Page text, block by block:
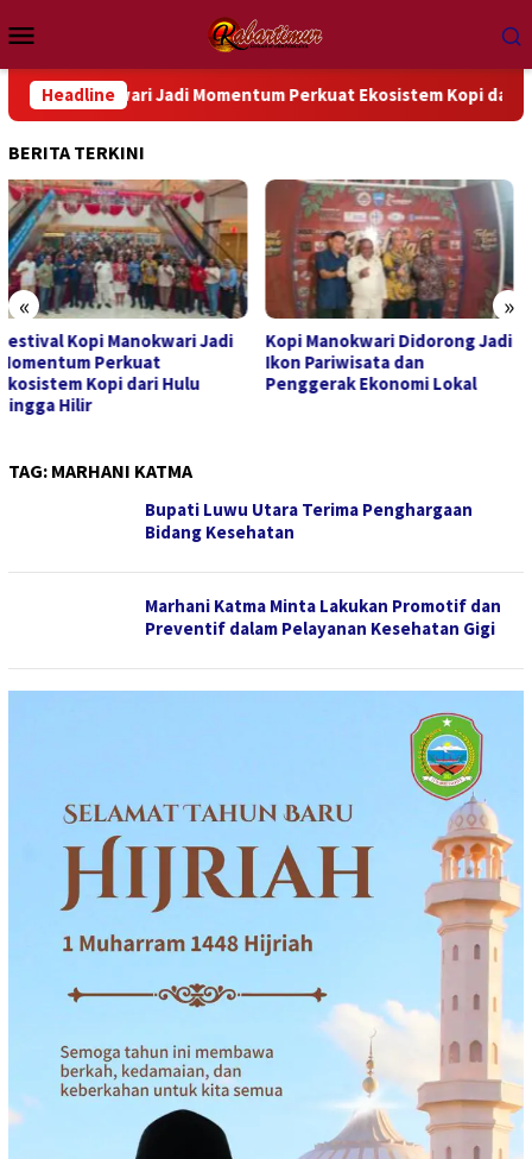
ke
kontenMobile
HeadlineJadi Momentum Perkuat Ekosistem Kopi dari Hulu
BERITA TERKINI
« »
Kopi Manokwari Didorong Jadi
Ikon Pariwisata dan
Penggerak Ekonomi Lokal
Festival Kopi Manokwari 2026
Resmi Digelar, Dorong UMKM
dan Potensi Kopi Lokal
TAG: MARHANI KATMA
Bupati Luwu Utara Terima Penghargaan
Bidang Kesehatan
Marhani Katma Minta Lakukan Promotif dan
Preventif dalam Pelayanan Kesehatan Gigi